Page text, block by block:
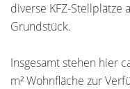
diverse KFZ-Stellplätze
Grundstück.
Insgesamt stehen hier
m² Wohnfläche zur